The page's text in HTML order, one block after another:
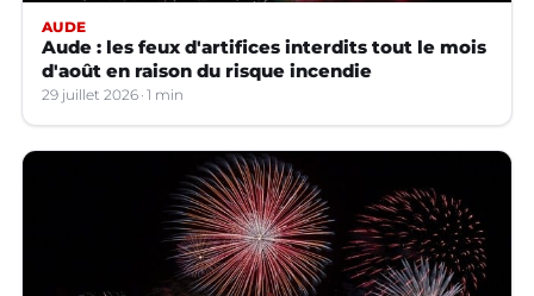
AUDE
Aude : les feux d'artifices interdits tout le mois
d'août en raison du risque incendie
29 juillet 2026 1 min